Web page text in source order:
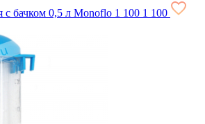
с бачком 0,5 л Monoflo 1 100 1 100